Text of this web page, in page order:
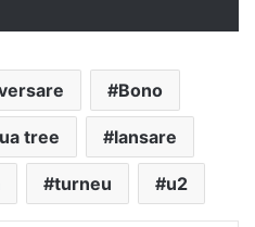
Bono
tree lansare
turneu u2